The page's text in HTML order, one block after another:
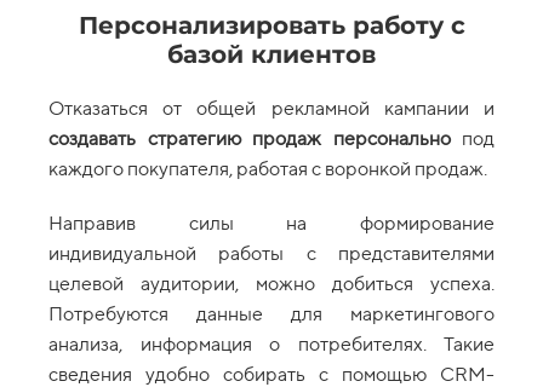
Персонализировать работу с
базой клиентов
Отказаться от общей рекламной кампании и
создавать стратегию продаж персональнопод
каждого покупателя, работая с воронкой продаж.
Направив силы на формирование
индивидуальной работы с представителями
целевой аудитории, можно добиться успеха.
Потребуются данные для маркетингового
анализа, информация о потребителях. Такие
сведения удобно собирать с помощью CRM-